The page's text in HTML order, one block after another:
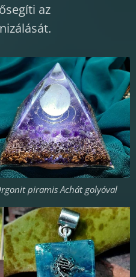
az
piramis Achát golyóval